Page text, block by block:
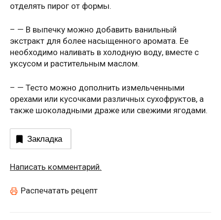
отделять пирог от формы.
– — В выпечку можно добавить ванильный
экстракт для более насыщенного аромата. Ее
необходимо наливать в холодную воду, вместе с
уксусом и растительным маслом.
– — Тесто можно дополнить измельченными
орехами или кусочками различных сухофруктов, а
также шоколадными драже или свежими ягодами.
Закладка
Написать комментарий.
Распечатать рецепт